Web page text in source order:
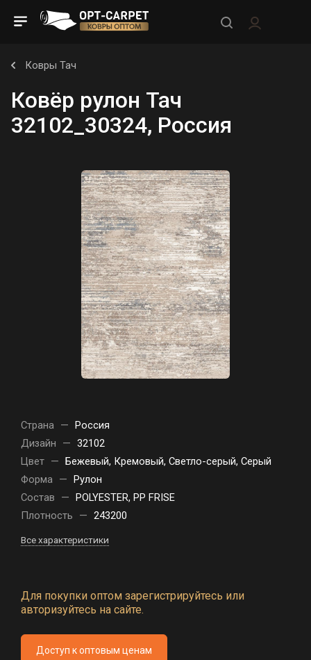
Ковры Тач
Ковёр рулон Тач
32102_30324, Россия
Страна — Россия
Дизайн
— 32102
Цвет — Бежевый, Кремовый, Светло-серый, Серый
Форма — Рулон
Состав
— POLYESTER, PP FRISE
Плотность
— 243200
Все характеристики
Для покупки оптом зарегистрируйтесь или
авторизуйтесь на сайте.
Доступ к оптовым ценам